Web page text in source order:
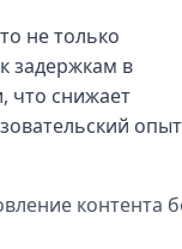
не только
задержкам в
что снижает
контента